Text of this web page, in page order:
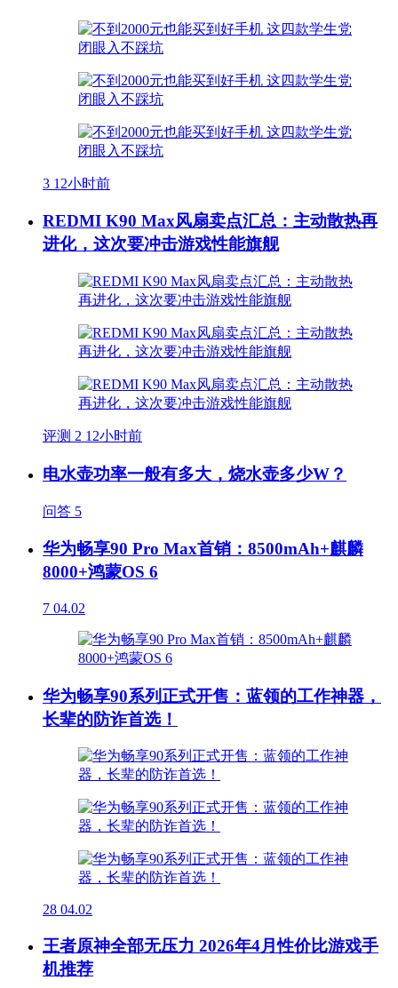
3 12小时前
REDMI K90 Max风扇卖点汇总：主动散热再
进化，这次要冲击游戏性能旗舰
评测 2 12小时前
电水壶功率一般有多大，烧水壶多少W？
问答 5
华为畅享90 Pro Max首销：8500mAh+麒麟
8000+鸿蒙OS 6
7 04.02
华为畅享90系列正式开售：蓝领的工作神器，
长辈的防诈首选！
28 04.02
王者原神全部无压力 2026年4月性价比游戏手
机推荐